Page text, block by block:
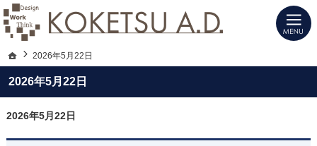
2026年5月22日
建築士と建てる高性能デザイン注文住宅（愛知・名古屋）の新築は当社へお任せく
注文住宅（愛知・名古屋）の設計施工ならKOKETSU A.D.にお任せ
2026年5月22日
ホーム
2026年5月22日